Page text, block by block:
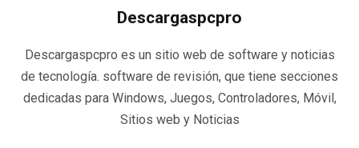
Descargaspcpro
Descargaspcpro es un sitio web de software y noticias
de tecnología. software de revisión, que tiene secciones
dedicadas para Windows, Juegos, Controladores, Móvil,
Sitios web y Noticias